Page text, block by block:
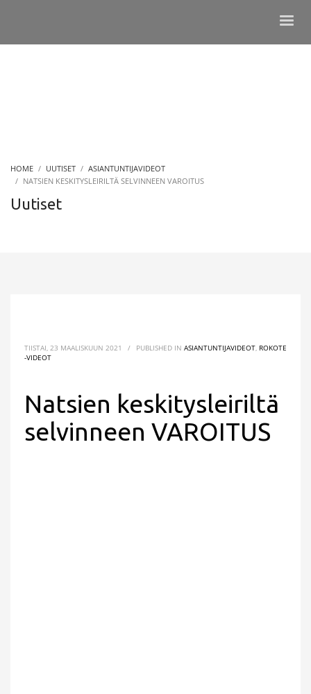
HOME UUTISET
ASIANTUNTIJAVIDEOT
NATSIEN KESKITYSLEIRILTÄ SELVINNEEN VAROITUS
Uutiset
TIISTAI, 23 MAALISKUUN 2021 / PUBLISHED IN ASIANTUNTIJAVIDEOT ROKOTE
-VIDEOT
Natsien keskitysleiriltä
selvinneen VAROITUS